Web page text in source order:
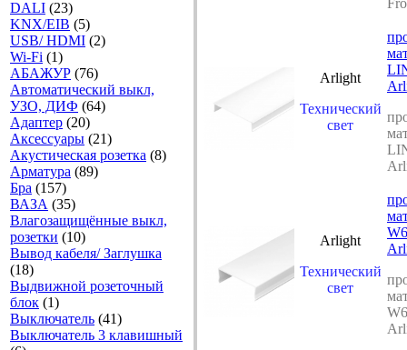
DALI (23)
KNX/EIB (5)
USB/ HDMI (2)
Wi-Fi (1)
АБАЖУР (76)
Автоматический выкл,
УЗО, ДИФ (64)
Адаптер (20)
Аксесcуары (21)
Акустическая розетка (8)
Арматура (89)
Бра (157)
ВАЗА (35)
Влагозащищённые выкл,
розетки (10)
Вывод кабеля/ Заглушка
(18)
Выдвижной розеточный
блок (1)
Выключатель (41)
Выключатель 3 клавишный
Arlight
Технический
свет
Arlight
Технический
свет